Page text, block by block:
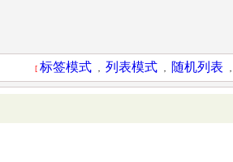
[ 标签模式 ， 列表模式 ， 随机列表 ，